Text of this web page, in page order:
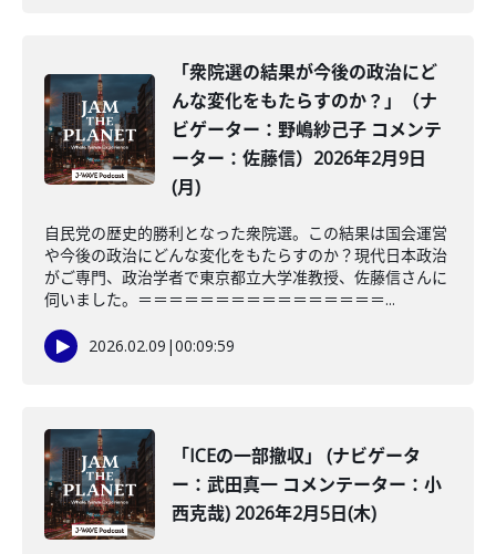
「衆院選の結果が今後の政治にど
んな変化をもたらすのか？」（ナ
ビゲーター：野嶋紗己子 コメンテ
ーター：佐藤信）2026年2月9日
(月)
自民党の歴史的勝利となった衆院選。この結果は国会運営
や今後の政治にどんな変化をもたらすのか？現代日本政治
がご専門、政治学者で東京都立大学准教授、佐藤信さんに
伺いました。＝＝＝＝＝＝＝＝＝＝＝＝＝＝＝＝...
2026.02.09 |00:09:59
「ICEの一部撤収」 (ナビゲータ
ー：武田真一 コメンテーター：小
西克哉) 2026年2月5日(木)